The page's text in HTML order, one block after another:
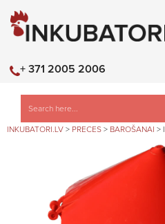
+ 371 2005 2006
INKUBATORI.LV > PRECES > BAROŠANAI >